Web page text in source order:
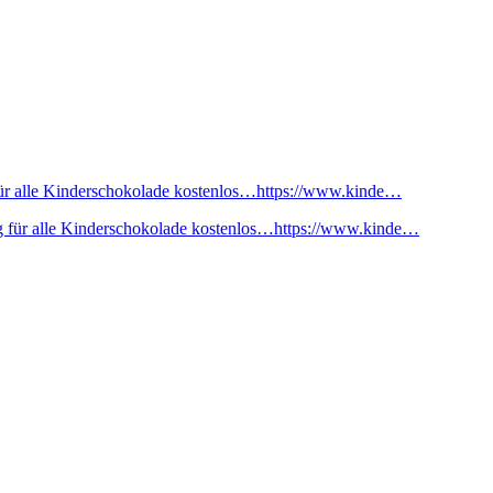
alle Kinderschokolade kostenlos…https://www.kinde…
für alle Kinderschokolade kostenlos…https://www.kinde…